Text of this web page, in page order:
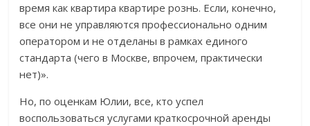
время как квартира квартире рознь. Если, конечно,
все они не управляются профессионально одним
оператором и не отделаны в рамках единого
стандарта (чего в Москве, впрочем, практически
нет)».
Но, по оценкам Юлии, все, кто успел
воспользоваться услугами краткосрочной аренды